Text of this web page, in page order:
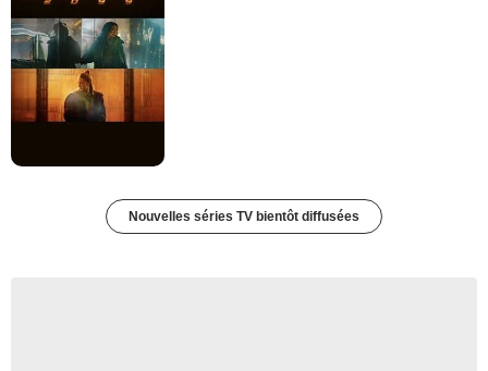
Nouvelles séries TV bientôt diffusées